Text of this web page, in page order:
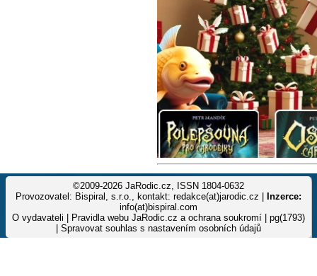
©2009-2026 JaRodic.cz, ISSN 1804-0632
Provozovatel: Bispiral, s.r.o., kontakt: redakce(at)jarodic.cz |
Inzerce:
info(at)bispiral.com
O vydavateli
Pravidla webu JaRodic.cz a ochrana soukromí | pg(1793)
Spravovat souhlas s nastavením osobních údajů